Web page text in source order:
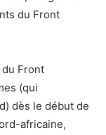
du Front
Front
(qui
dès le début de
africaine,